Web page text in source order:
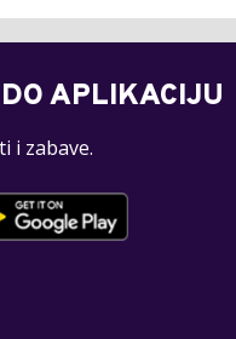
APLIKACIJU
i zabave.